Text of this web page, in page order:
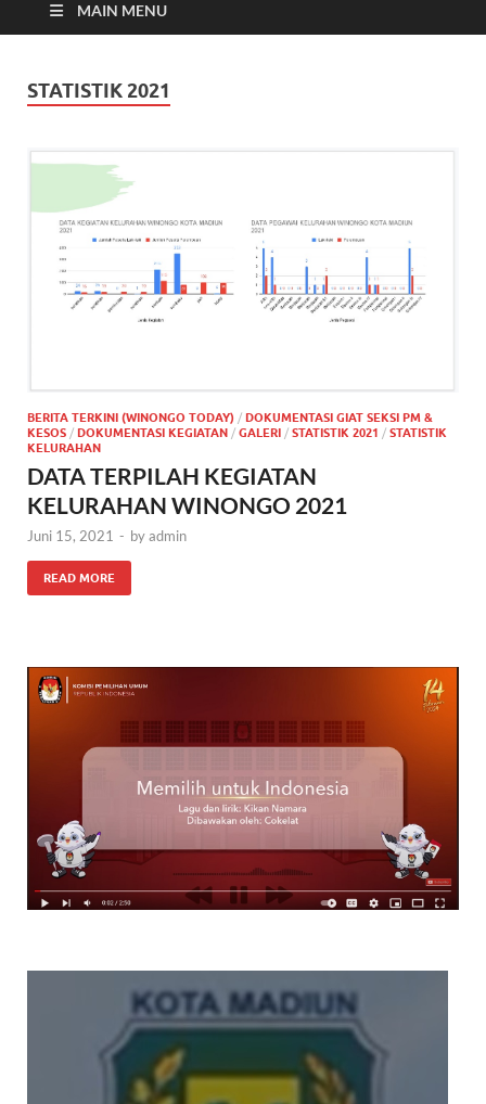
MAIN MENU
STATISTIK 2021
BERITA TERKINI (WINONGO TODAY) / DOKUMENTASI GIAT SEKSI PM &
KESOS / DOKUMENTASI KEGIATAN / GALERI / STATISTIK 2021 / STATISTIK
KELURAHAN
DATA TERPILAH KEGIATAN
KELURAHAN WINONGO 2021
Juni 15, 2021 - byadmin
READ MORE